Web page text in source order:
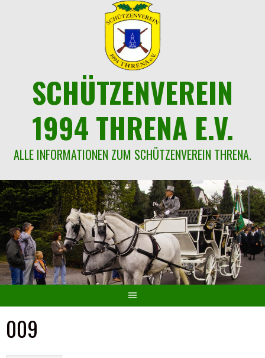
SCHÜTZENVEREIN
1994 THRENA E.V.
ALLE INFORMATIONEN ZUM SCHÜTZENVEREIN THRENA.
009